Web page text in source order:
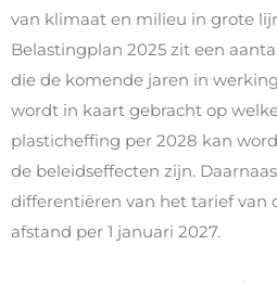
van klimaat en milieu in grote
Belastingplan 2025 zit een
die de komende jaren in
wordt in kaart gebracht op
plasticheffing per 2028 kan
de beleidseffecten zijn.
differentiëren van het tarief van
afstand per 1 januari 2027.